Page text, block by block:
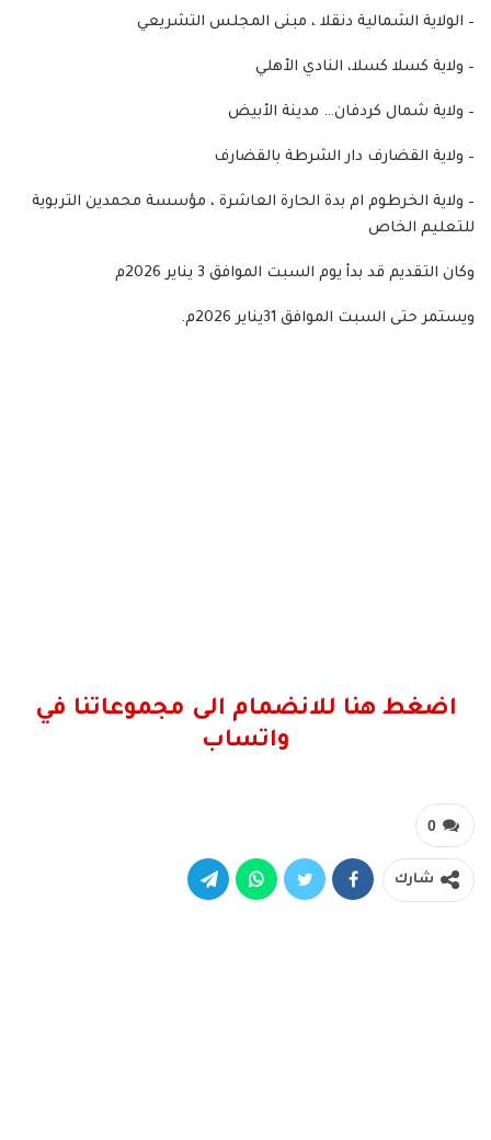
– الولاية الشمالية دنقلا ، مبنى المجلس التشريعي
– ولاية كسلا كسلا، النادي الأهلي
– ولاية شمال كردفان… مدينة الأبيض
– ولاية القضارف دار الشرطة بالقضارف
– ولاية الخرطوم ام بدة الحارة العاشرة ، مؤسسة محمدين التربوية
للتعليم الخاص
وكان التقديم قد بدأ يوم السبت الموافق 3 يناير 2026م
ويستمر حتى السبت الموافق 31يناير 2026م.
اضغط هنا للانضمام الى مجموعاتنا في
واتساب
0
شارك